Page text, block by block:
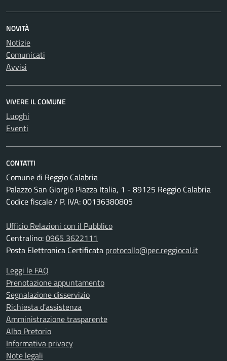
NOVITÀ
Notizie
Comunicati
Avvisi
VIVERE IL COMUNE
Luoghi
Eventi
CONTATTI
Comune di Reggio Calabria
Palazzo San Giorgio Piazza Italia, 1 - 89125 Reggio Calabria
Codice fiscale / P. IVA: 00136380805
Ufficio Relazioni con il Pubblico
Centralino:0965 3622111
Posta Elettronica Certificata protocollo@pec.reggiocal.it
Leggi le FAQ
Prenotazione appuntamento
Segnalazione disservizio
Richiesta d'assistenza
Amministrazione trasparente
Albo Pretorio
Informativa privacy
Note legali